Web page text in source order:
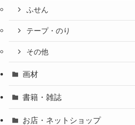
ふせん
テープ・のり
その他
画材
書籍・雑誌
お店・ネットショップ